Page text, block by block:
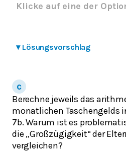
Klicke auf eine der
▾ Lösungsvorschlag
Berechne jeweils das
monatlichen Taschengelds
7b. Warum ist es
die „Großzügigkeit“ der
vergleichen?